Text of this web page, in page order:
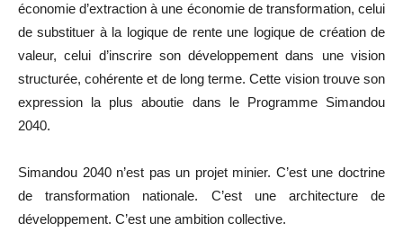
économie d’extraction à une économie de transformation, celui
de substituer à la logique de rente une logique de création de
valeur, celui d’inscrire son développement dans une vision
structurée, cohérente et de long terme. Cette vision trouve son
expression la plus aboutie dans le Programme Simandou
2040.
Simandou 2040 n’est pas un projet minier. C’est une doctrine
de transformation nationale. C’est une architecture de
développement. C’est une ambition collective.